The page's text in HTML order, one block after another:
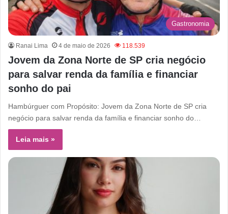
Gastronomia
Ranai Lima 4 de maio de 2026 118.539
Jovem da Zona Norte de SP cria negócio
para salvar renda da família e financiar
sonho do pai
Hambúrguer com Propósito: Jovem da Zona Norte de SP cria
negócio para salvar renda da família e financiar sonho do…
Leia mais »